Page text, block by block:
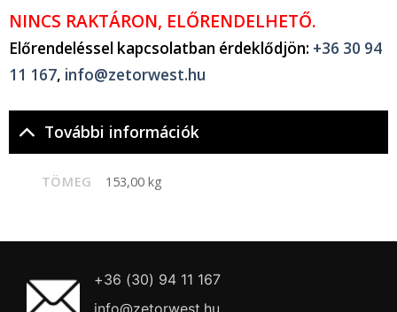
NINCS RAKTÁRON, ELŐRENDELHETŐ.
Előrendeléssel kapcsolatban érdeklődjön: +36 30 94
11 167, info@zetorwest.hu
További információk
TÖMEG 153,00 kg
+36 (30) 94 11 167